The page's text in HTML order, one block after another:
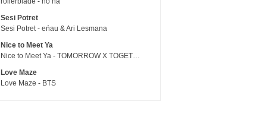
Sesi Potret
Sesi Potret - eńau & Ari Lesmana
Nice to Meet Ya
Nice to Meet Ya - TOMORROW X TOGETHER
Love Maze
Love Maze - BTS